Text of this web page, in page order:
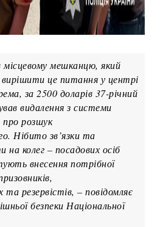
місцевому мешканцю, який
вирішити це питання у центрі
за 2500 доларів 37-річний
видалення з системи
про розшук
Нібито зв’язки та
колег – посадових осіб
внесення потрібної
та резервістів, – повідомляє
безпеки Національної